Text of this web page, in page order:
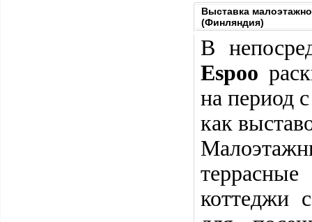
Выставка
(Финляндия)
В
Espoo
на период
как
коттеджи